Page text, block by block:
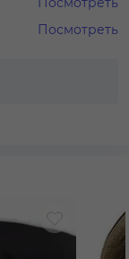
Посмотреть